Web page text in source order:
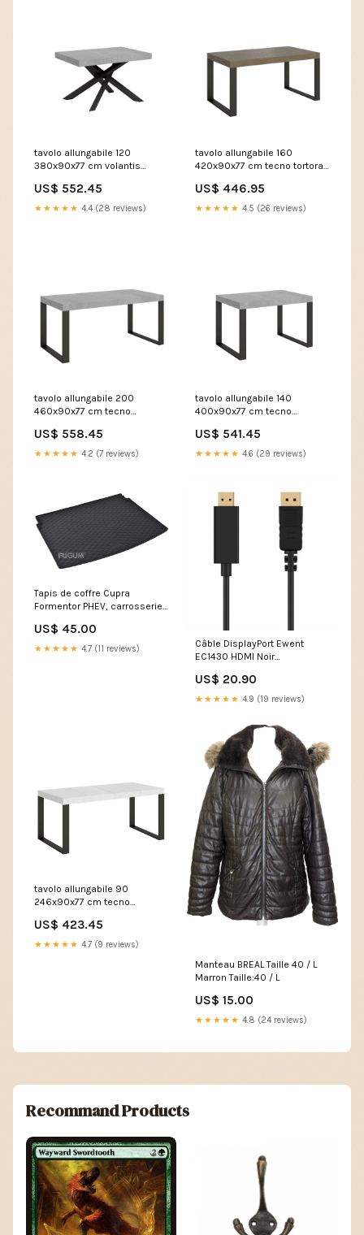
tavolo allungabile 120
380x90x77 cm volantis
307067 gamingnero
US$ 552.45
★★★★★ 4.4 (28 reviews)
tavolo allungabile 160
420x90x77 cm tecno tortora
DANIS186LINT02C08
US$ 446.95
★★★★★ 4.5 (26 reviews)
tavolo allungabile 200
460x90x77 cm tecno
antracite 307027
VE1819APPI019-CT
US$ 558.45
★★★★★ 4.2 (7 reviews)
tavolo allungabile 140
400x90x77 cm tecno
antracite 307017
PATIO/M/G31/37MBAR/Q/O/G
US$ 541.45
★★★★★ 4.6 (29 reviews)
Tapis de coffre Cupra
Formentor PHEV, carrosserie
présent, coffre inférieur et
supérieur | 430004 Touareg II
US$ 45.00
★★★★★ 4.7 (11 reviews)
Câble DisplayPort Ewent
EC1430 HDMI Noir
US$ 20.90
★★★★★ 4.9 (19 reviews)
tavolo allungabile 90
246x90x77 cm tecno
telaio antracite 306987 A1-
SFT453
US$ 423.45
★★★★★ 4.7 (9 reviews)
Manteau BREAL Taille 40 / L
Marron Taille:40 / L
US$ 15.00
★★★★★ 4.8 (24 reviews)
Recommand Products